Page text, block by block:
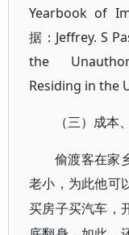
Yearbook of
据：Jeffrey. S
the
Residing in the
（三）成本
偷渡客在家
老小，为此他可
买房子买汽车，